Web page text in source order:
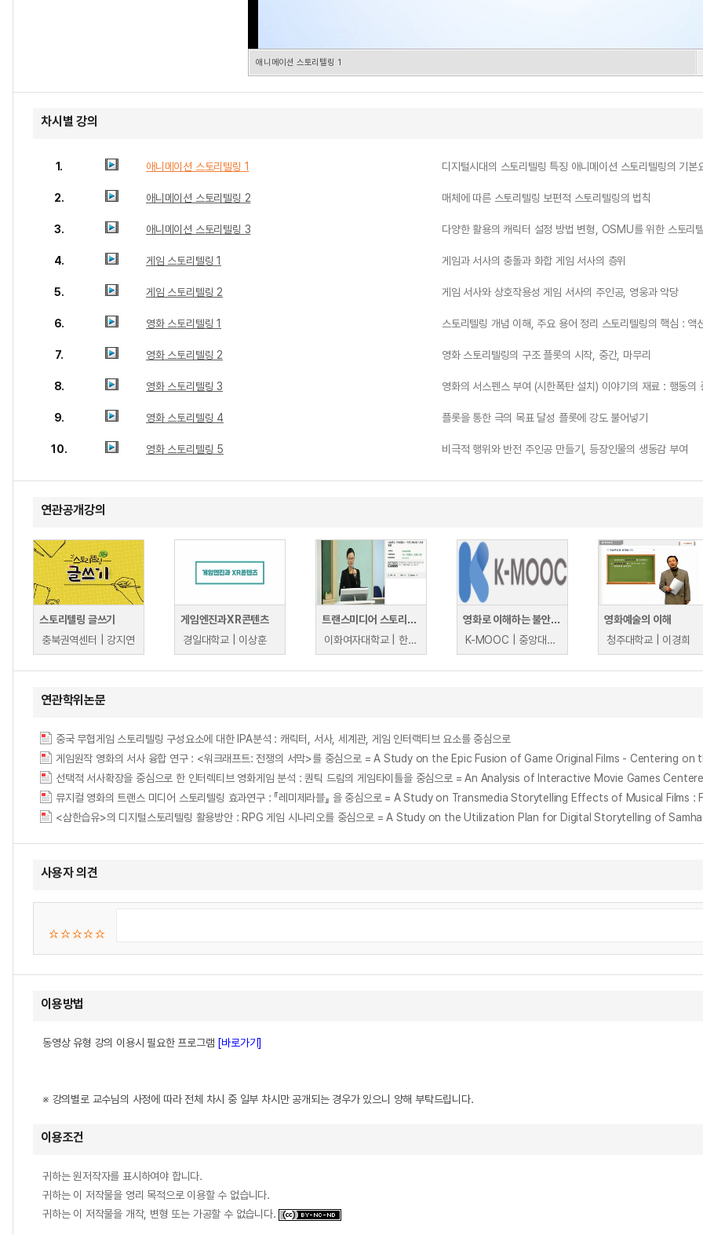
애니메이션 스토리텔링 1
차시별 강의
1. 애니메이션 스토리텔링 1 디지털시대의 스토리텔링 특징 애니메이션 스토리텔링의 기본
2. 애니메이션 스토리텔링 2 매체에 따른 스토리텔링 보편적 스토리텔링의 법칙
3. 애니메이션 스토리텔링 3 다양한 활용의 캐릭터 설정 방법 변형, OSMU를 위한 스토리
4. 게임 스토리텔링 1 게임과 서사의 충돌과 화합 게임 서사의 층위
5. 게임 스토리텔링 2 게임 서사와 상호작용성 게임 서사의 주인공, 영웅과 악당
6. 영화 스토리텔링 1 스토리텔링 개념 이해, 주요 용어 정리 스토리텔링의 핵심 : 액
7. 영화 스토리텔링 2 영화 스토리텔링의 구조 플롯의 시작, 중간, 마무리
8. 영화 스토리텔링 3 영화의 서스펜스 부여 (시한폭탄 설치) 이야기의 재료 : 행동의
9. 영화 스토리텔링 4 플롯을 통한 극의 목표 달성 플롯에 강도 불어넣기
10. 영화 스토리텔링 5 비극적 행위와 반전 주인공 만들기, 등장인물의 생동감 부여
연관공개강의
스토리텔링 글쓰기
충북권역센터 | 강지연
게임엔진과XR콘텐츠
경일대학교 | 이상훈
트랜스미디어 스토리텔링
이화여자대학교 | 한혜원
영화로 이해하는 불안과 공포
K-MOOC | 중앙대학교 윤부희
영화예술의 이해
청주대학교 | 이경희
연관학위논문
중국 무협게임 스토리텔링 구성요소에 대한 IPA분석 : 캐릭터, 서사, 세계관, 게임 인터랙티브 요소를 중심으로
게임원작 영화의 서사 융합 연구 : <워크래프트: 전쟁의 서막>를 중심으로 = A Study on the Epic Fusion of Game Original Films - Centering on
뮤지컬 영화의 트랜스 미디어 스토리텔링 효과연구 : 『레미제라블』 을 중심으로 = A Study on Transmedia Storytelling Effects of Musical
<삼한습유>의 디지털스토리텔링 활용방안 : RPG 게임 시나리오를 중심으로 = A Study on the Utilization Plan for Digital Storytelling of
사용자 의견
이용방법
동영상 유형 강의 이용시 필요한 프로그램 [바로가기]
※ 강의별로 교수님의 사정에 따라 전체 차시 중 일부 차시만 공개되는 경우가 있으니 양해 부탁드립니다.
이용조건
귀하는 원저작자를 표시하여야 합니다.
귀하는 이 저작물을 영리 목적으로 이용할 수 없습니다.
귀하는 이 저작물을 개작, 변형 또는 가공할 수 없습니다.